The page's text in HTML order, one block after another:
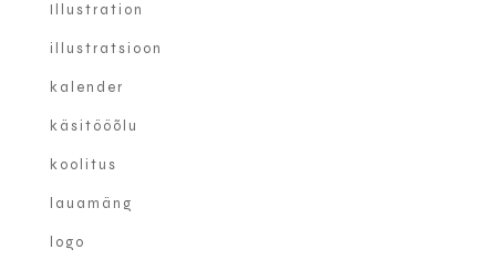
Illustration
illustratsioon
kalender
käsitööõlu
koolitus
lauamäng
logo